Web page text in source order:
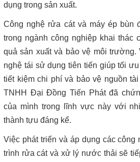
dụng trong sản xuất.
Công nghệ rửa cát và máy ép bùn
trong ngành công nghiệp khai thác
quả sản xuất và bảo vệ môi trường.
nghệ tái sử dụng tiên tiến giúp tối
tiết kiệm chi phí và bảo vệ nguồn
TNHH Đại Đồng Tiến Phát đã
của mình trong lĩnh vực này với
thành tựu đáng kể.
Việc phát triển và áp dụng các công
trình rửa cát và xử lý nước thải sẽ